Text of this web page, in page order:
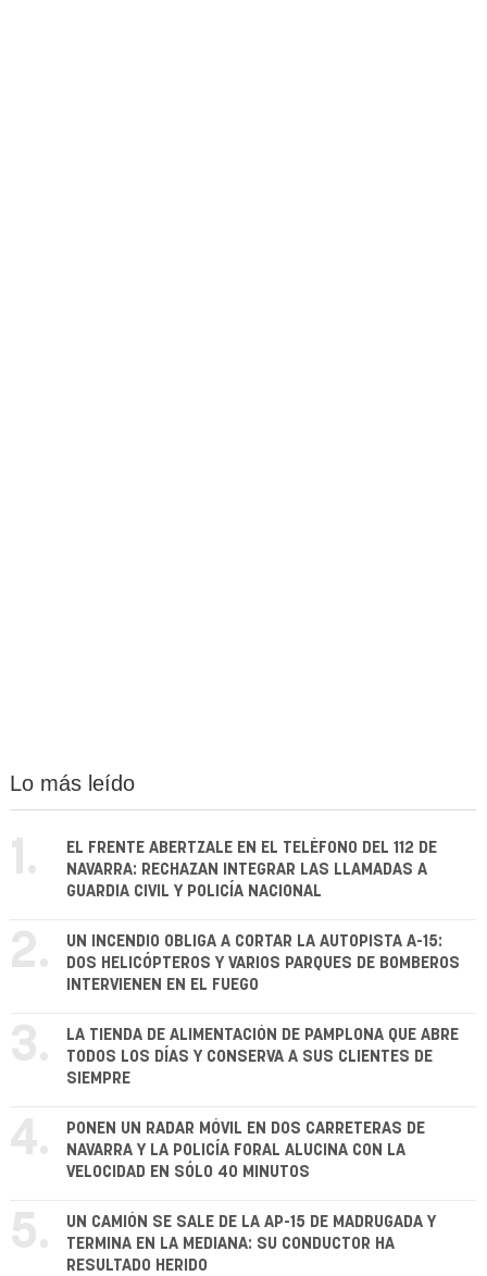
Lo más leído
1.
EL FRENTE ABERTZALE EN EL TELÉFONO DEL 112 DE
NAVARRA: RECHAZAN INTEGRAR LAS LLAMADAS A
GUARDIA CIVIL Y POLICÍA NACIONAL
2.
UN INCENDIO OBLIGA A CORTAR LA AUTOPISTA A-15:
DOS HELICÓPTEROS Y VARIOS PARQUES DE BOMBEROS
INTERVIENEN EN EL FUEGO
3.
LA TIENDA DE ALIMENTACIÓN DE PAMPLONA QUE ABRE
TODOS LOS DÍAS Y CONSERVA A SUS CLIENTES DE
SIEMPRE
4.
PONEN UN RADAR MÓVIL EN DOS CARRETERAS DE
NAVARRA Y LA POLICÍA FORAL ALUCINA CON LA
VELOCIDAD EN SÓLO 40 MINUTOS
5.
UN CAMIÓN SE SALE DE LA AP-15 DE MADRUGADA Y
TERMINA EN LA MEDIANA: SU CONDUCTOR HA
RESULTADO HERIDO